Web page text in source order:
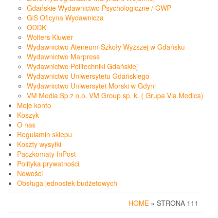
Gdańskie Wydawnictwo Psychologiczne / GWP
GiS Oficyna Wydawnicza
ODDK
Wolters Kluwer
Wydawnictwo Ateneum-Szkoły Wyższej w Gdańsku
Wydawnictwo Marpress
Wydawnictwo Politechniki Gdańskiej
Wydawnictwo Uniwersytetu Gdańskiego
Wydawnictwo Uniwersytet Morski w Gdyni
VM Media Sp z o.o. VM Group sp. k. ( Grupa Via Medica)
Moje konto
Koszyk
O nas
Regulamin sklepu
Koszty wysyłki
Paczkomaty InPost
Polityka prywatności
Nowości
Obsługa jednostek budżetowych
HOME » STRONA 111